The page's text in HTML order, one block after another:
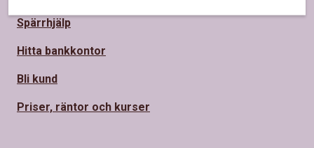
Spärrhjälp
Hitta bankkontor
Bli kund
Priser, räntor och kurser